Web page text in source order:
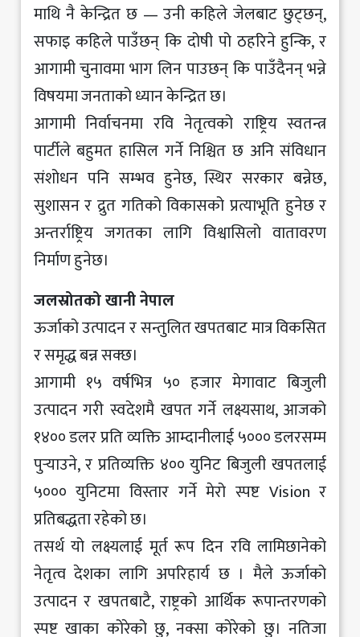
माथि नै केन्द्रित छ — उनी कहिले जेलबाट छुट्छन्,
सफाइ कहिले पाउँछन् कि दोषी पो ठहरिने हुन्कि, र
आगामी चुनावमा भाग लिन पाउछन् कि पाउँदैनन् भन्ने
विषयमा जनताको ध्यान केन्द्रित छ।
आगामी निर्वाचनमा रवि नेतृत्वको राष्ट्रिय स्वतन्त्र
पार्टीले बहुमत हासिल गर्ने निश्चित छ अनि संविधान
संशोधन पनि सम्भव हुनेछ, स्थिर सरकार बन्नेछ,
सुशासन र द्रुत गतिको विकासको प्रत्याभूति हुनेछ र
अन्तर्राष्ट्रिय जगतका लागि विश्वासिलो वातावरण
निर्माण हुनेछ।
जलस्रोतको खानी नेपाल
ऊर्जाको उत्पादन र सन्तुलित खपतबाट मात्र विकसित
र समृद्ध बन्न सक्छ।
आगामी १५ वर्षभित्र ५० हजार मेगावाट बिजुली
उत्पादन गरी स्वदेशमै खपत गर्ने लक्ष्यसाथ, आजको
१४०० डलर प्रति व्यक्ति आम्दानीलाई ५००० डलरसम्म
पुर्‍याउने, र प्रतिव्यक्ति ४०० युनिट बिजुली खपतलाई
५००० युनिटमा विस्तार गर्ने मेरो स्पष्ट Vision र
प्रतिबद्धता रहेको छ।
तसर्थ यो लक्ष्यलाई मूर्त रूप दिन रवि लामिछानेको
नेतृत्व देशका लागि अपरिहार्य छ । मैले ऊर्जाको
उत्पादन र खपतबाटै, राष्ट्रको आर्थिक रूपान्तरणको
स्पष्ट खाका कोरेको छु, नक्सा कोरेको छु। नतिजा